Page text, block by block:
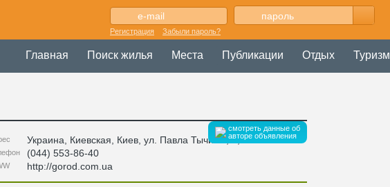
Регистрация Забыли пароль?
Главная Поиск жилья Места Публикации Отдых Туризм
смотреть данные об
авторе объявления
Украина Киевская , Киев, ул. Павла Тычины, 7,
(044) 553-86-40
http://gorod.com.ua